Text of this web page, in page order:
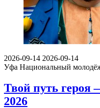
2026-09-14 2026-09-14
Уфа Национальный
Твой путь героя
2026